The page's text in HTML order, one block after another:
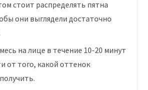
стоит распределять пятна
они выглядели достаточно
на лице в течение 10-20 минут
от того, какой оттенок